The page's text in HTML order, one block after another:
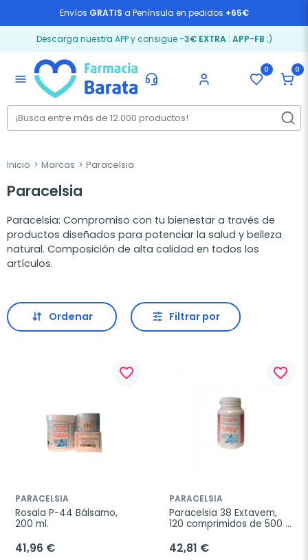
Envíos GRATIS a Península en pedidos +65€
Descarga nuestra APP y consigue -3€ EXTRA: APP-FB ;)
menu
0 0
Inicio Marcas Paracelsia
Paracelsia
Paracelsia: Compromiso con tu bienestar a través de
productos diseñados para potenciar la salud y belleza
natural. Composición de alta calidad en todos los
artículos.
Ordenar Filtrar por
favorite_border
PARACELSIA
Rosala P-44 Bálsamo,
200 ml.
41,96 €
favorite_border
PARACELSIA
Paracelsia 38 Extavem,
120 comprimidos de 500
42,81 €